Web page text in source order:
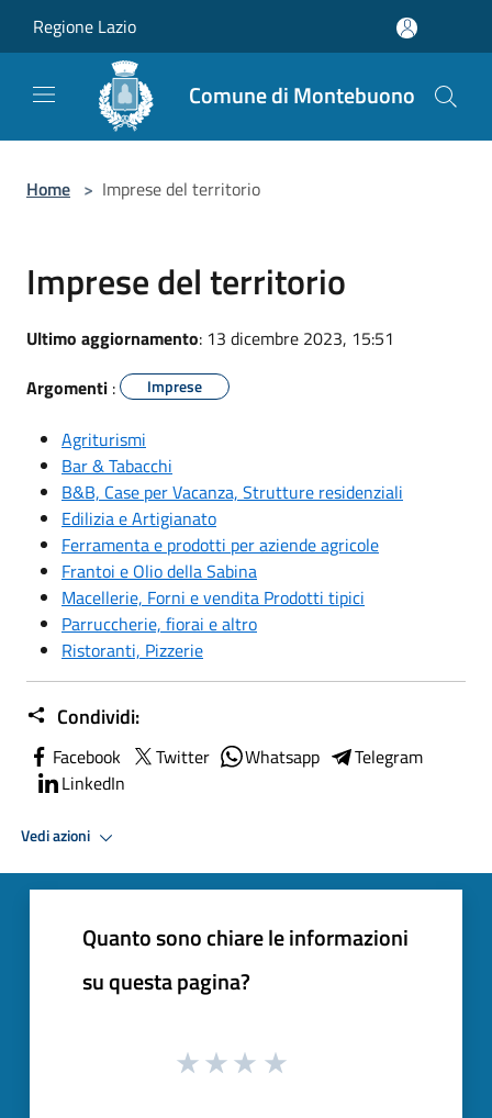
Regione Lazio
Comune di Montebuono
Home > Imprese del territorio
Imprese del territorio
Ultimo aggiornamento: 13 dicembre 2023, 15:51
Argomenti : Imprese
Agriturismi
Bar & Tabacchi
B&B, Case per Vacanza, Strutture residenziali
Edilizia e Artigianato
Ferramenta e prodotti per aziende agricole
Frantoi e Olio della Sabina
Macellerie, Forni e vendita Prodotti tipici
Parruccherie, fiorai e altro
Ristoranti, Pizzerie
Condividi:
Facebook Twitter Whatsapp
Telegram
LinkedIn
Vedi azioni
Quanto sono chiare le informazioni
su questa pagina?